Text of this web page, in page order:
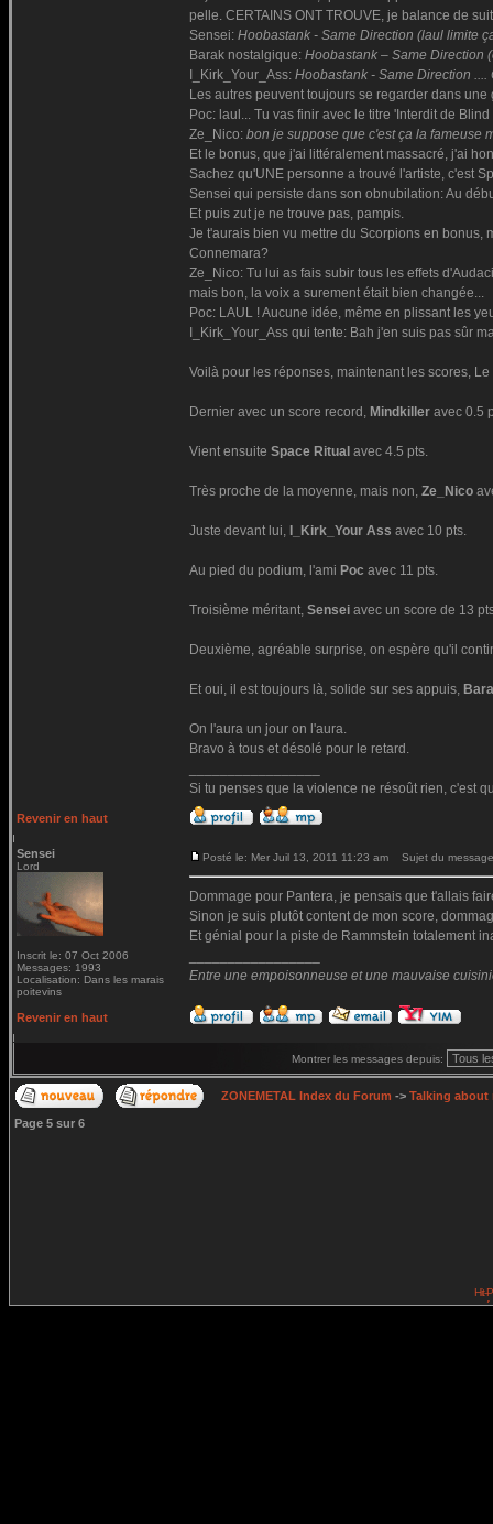
pelle. CERTAINS ONT TROUVE, je balance de
Sensei: Hoobastank - Same Direction (laul limite
Barak nostalgique: Hoobastank – Same Direction
I_Kirk_Your_Ass: Hoobastank - Same Direction
Les autres peuvent toujours se regarder dans une
Poc: laul... Tu vas finir avec le titre 'Interdit de
Ze_Nico: bon je suppose que c'est ça la fameuse
Et le bonus, que j'ai littéralement massacré, j'ai
Sachez qu'UNE personne a trouvé l'artiste, c'est
Sensei qui persiste dans son obnubilation: Au
Et puis zut je ne trouve pas, pampis.
Je t'aurais bien vu mettre du Scorpions en bonus,
Connemara?
Ze_Nico: Tu lui as fais subir tous les effets
mais bon, la voix a surement était bien changée...
Poc: LAUL ! Aucune idée, même en plissant les
I_Kirk_Your_Ass qui tente: Bah j'en suis pas sûr
Voilà pour les réponses, maintenant les scores,
Dernier avec un score record, Mindkiller avec 0.5
Vient ensuite Space Ritual avec 4.5 pts.
Très proche de la moyenne, mais non, Ze_Nico
Juste devant lui, I_Kirk_Your Ass avec 10 pts.
Au pied du podium, l'ami Poc avec 11 pts.
Troisième méritant, Sensei avec un score de 13
Deuxième, agréable surprise, on espère qu'il
Et oui, il est toujours là, solide sur ses appuis,
On l'aura un jour on l'aura.
Bravo à tous et désolé pour le retard.
Si tu penses que la violence ne résoût rien, c'est
Revenir en haut
Sensei
Lord
Inscrit le: 07 Oct 2006
Messages: 1993
Localisation: Dans les marais
poitevins
Posté le: Mer Juil 13, 2011 11:23 am Sujet du
Dommage pour Pantera, je pensais que t'allais
Sinon je suis plutôt content de mon score,
Et génial pour la piste de Rammstein totalement
Entre une empoisonneuse et une mauvaise
Revenir en haut
Montrer les messages depuis:
ZONEMETAL Index du Forum -> Talking about
Page 5 sur 6